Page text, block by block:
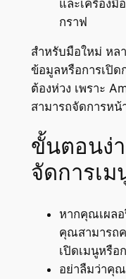
และเครื่องมื
กราฟ
สำหรับมือใหม่ หล
ข้อมูลหรือการเปิด
ต้องห่วง เพราะ
สามารถจัดการหน้
ขั้นตอนง่
จัดการเ
หากคุณเผล
คุณสามารถ
เปิดเมนูหรื
อย่าลืมว่าคุ